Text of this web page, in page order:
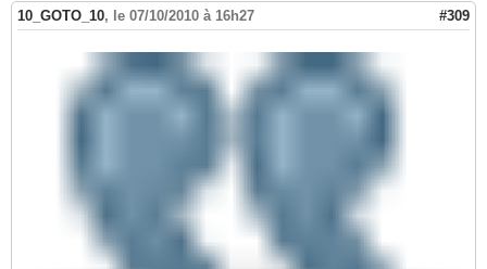
10_GOTO_10, le 07/10/2010 à 16h27 #309